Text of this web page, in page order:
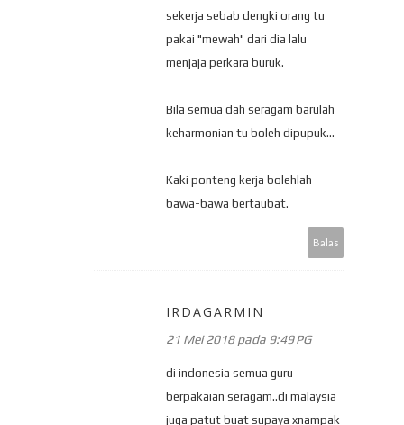
sekerja sebab dengki orang tu
pakai "mewah" dari dia lalu
menjaja perkara buruk.
Bila semua dah seragam barulah
keharmonian tu boleh dipupuk...
Kaki ponteng kerja bolehlah
bawa-bawa bertaubat.
Balas
IRDAGARMIN
21 Mei 2018 pada 9:49 PG
di indonesia semua guru
berpakaian seragam..di malaysia
juga patut buat supaya xnampak